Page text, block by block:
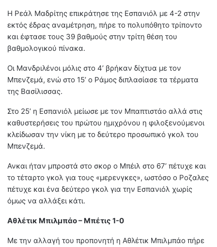
Η Ρεάλ Μαδρίτης επικράτησε της Εσπανιόλ με 4-2 στην
εκτός έδρας αναμέτρηση, πήρε το πολυπόθητο τρίποντο
και έφτασε τους 39 βαθμούς στην τρίτη θέση του
βαθμολογικού πίνακα.
Οι Μανδριλένοι μόλις στο 4’ βρήκαν δίχτυα με τον
Μπενζεμά, ενώ στο 15’ ο Ράμος διπλασίασε τα τέρματα
της Βασίλισσας.
Στο 25’ η Εσπανιόλ μείωσε με τον Μπαπτιστάο αλλά στις
καθυστερήσεις του πρώτου ημιχρόνου η φιλοξενούμενοι
κλείδωσαν την νίκη με το δεύτερο προσωπικό γκολ του
Μπενζεμά.
Ανκαι ήταν μπροστά στο σκορ ο Μπέιλ στο 67’ πέτυχε και
το τέταρτο γκολ για τους «μερενγκες», ωστόσο ο Ροζαλες
πέτυχε και ένα δεύτερο γκολ για την Εσπανιόλ χωρίς
όμως να αλλάξει κάτι.
Αθλέτικ Μπιλμπάο – Μπέτις 1-0
Με την αλλαγή του προπονητή η Αθλέτικ Μπιλμπάο πήρε